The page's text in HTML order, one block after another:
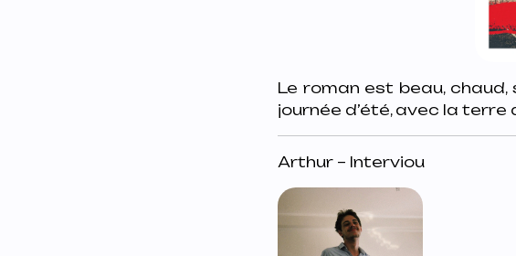
Le roman est beau,
journée d’été, avec la terre
Arthur – Interviou